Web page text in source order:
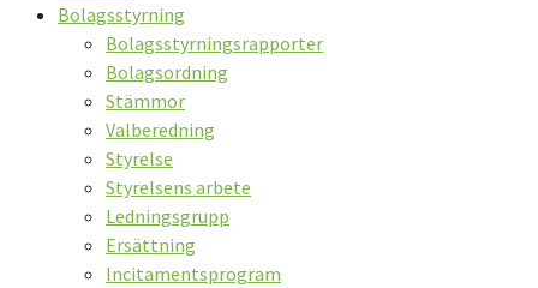
Bolagsstyrning
Bolagsstyrningsrapporter
Bolagsordning
Stämmor
Valberedning
Styrelse
Styrelsens arbete
Ledningsgrupp
Ersättning
Incitamentsprogram